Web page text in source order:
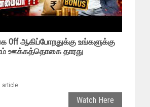
Off ஆகிப்போறதுக்கு உங்களுக்கு
ஊக்கத்தொகை தாரது
article
Watch Here